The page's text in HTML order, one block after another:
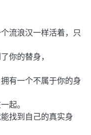
流浪汉一样活着，只
你的替身，
有一个不属于你的身
起。
找到自己的真实身